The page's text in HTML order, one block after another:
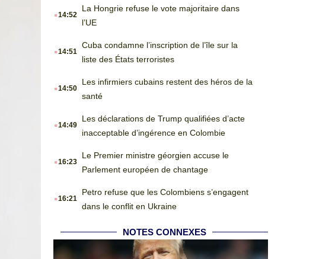
.14:52
La Hongrie refuse le vote majoritaire dans
l’UE
.14:51
Cuba condamne l’inscription de l’île sur la
liste des États terroristes
.14:50
Les infirmiers cubains restent des héros de la
santé
.14:49
Les déclarations de Trump qualifiées d’acte
inacceptable d’ingérence en Colombie
.16:23
Le Premier ministre géorgien accuse le
Parlement européen de chantage
.16:21
Petro refuse que les Colombiens s’engagent
dans le conflit en Ukraine
NOTES CONNEXES